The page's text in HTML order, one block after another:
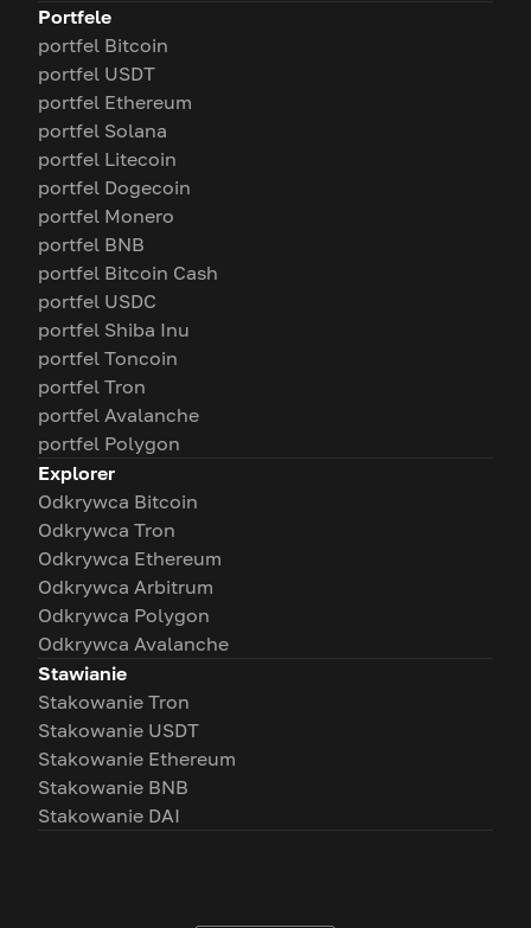
Portfele
portfel Bitcoin
portfel USDT
portfel Ethereum
portfel Solana
portfel Litecoin
portfel Dogecoin
portfel Monero
portfel BNB
portfel Bitcoin Cash
portfel USDC
portfel Shiba Inu
portfel Toncoin
portfel Tron
portfel Avalanche
portfel Polygon
Explorer
Odkrywca Bitcoin
Odkrywca Tron
Odkrywca Ethereum
Odkrywca Arbitrum
Odkrywca Polygon
Odkrywca Avalanche
Stawianie
Stakowanie Tron
Stakowanie USDT
Stakowanie Ethereum
Stakowanie BNB
Stakowanie DAI